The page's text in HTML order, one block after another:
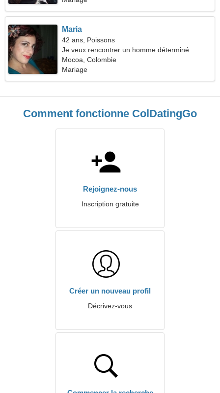
Maria
42 ans, Poissons
Je veux rencontrer un homme déterminé
Mocoa, Colombie
Mariage
Comment fonctionne ColDatingGo
Rejoignez-nous
Inscription gratuite
Créer un nouveau profil
Décrivez-vous